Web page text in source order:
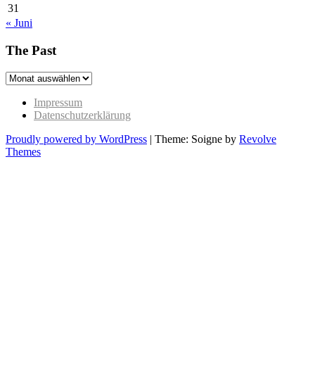
31
« Juni
The Past
The
Impressum
Datenschutzerklärung
Proudly powered by WordPress | Theme: Soigne by Revolve
Themes